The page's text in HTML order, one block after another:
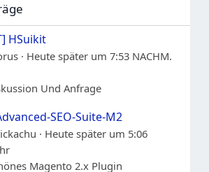
HSuikit
Heute später um 7:53 NACHM.
Und Anfrage
SEO-Suite-M2
Heute später um 5:06
Magento 2.x Plugin